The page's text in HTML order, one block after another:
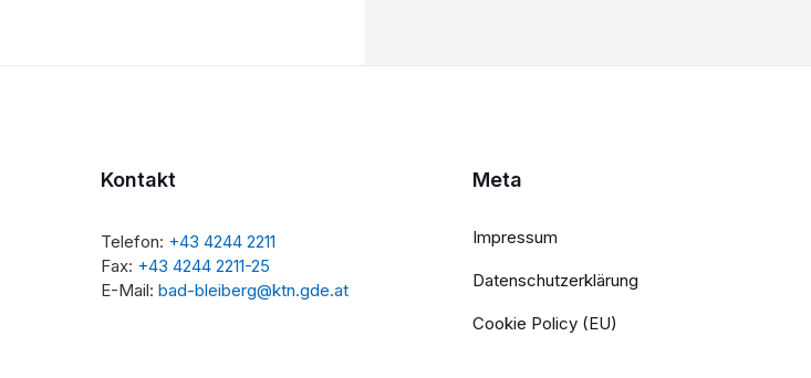
Kontakt
Telefon: +43 4244 2211
Fax: +43 4244 2211-25
E-Mail: bad-bleiberg@ktn.gde.at
Meta
Impressum
Datenschutzerklärung
Cookie Policy (EU)